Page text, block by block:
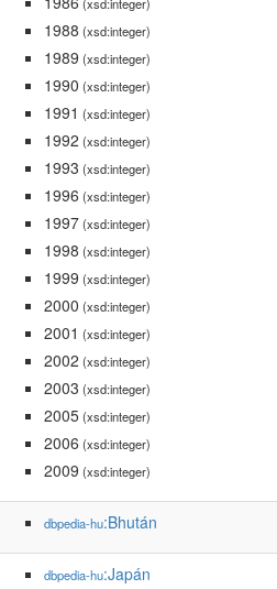
1988 (xsd:integer)
1989 (xsd:integer)
1990 (xsd:integer)
1991 (xsd:integer)
1992 (xsd:integer)
1993 (xsd:integer)
1996 (xsd:integer)
1997(xsd:integer)
1998 (xsd:integer)
1999 (xsd:integer)
2000 (xsd:integer)
2001 (xsd:integer)
2002 (xsd:integer)
2003 (xsd:integer)
2005(xsd:integer)
2006 (xsd:integer)
2009 (xsd:integer)
dbpedia-hu:Bhután
dbpedia-hu:Japán